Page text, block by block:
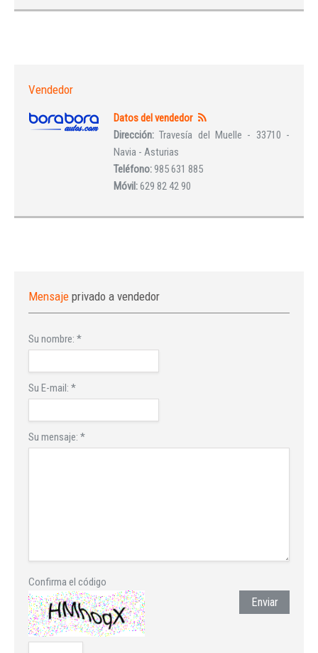
Vendedor
Datos del vendedor
Dirección:Travesía del Muelle - 33710 -
Navia - Asturias
Teléfono:985 631 885
Móvil:629 82 42 90
Mensaje privado a vendedor
Su nombre: *
Su E-mail: *
Su mensaje: *
Confirma el código
Enviar